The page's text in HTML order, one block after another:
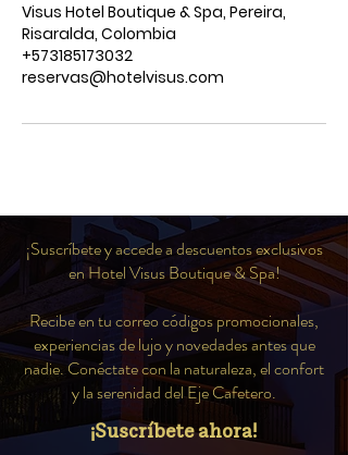
Visus Hotel Boutique & Spa, Pereira,
Risaralda, Colombia
+573185173032
reservas@hotelvisus.com
¡Suscríbete y accede a descuentos exclusivos
en Hotel Visus Boutique & Spa!
Recibe en tu correo códigos promocionales,
experiencias de lujo y novedades antes que
nadie. Conéctate con la naturaleza, el confort
y la serenidad del Eje Cafetero.
¡Suscríbete ahora!